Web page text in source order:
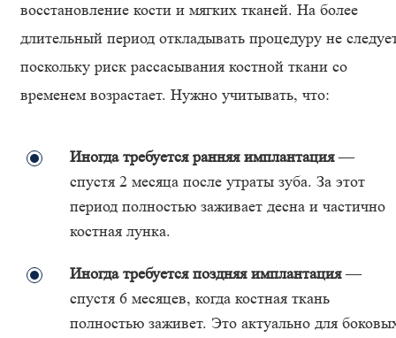
восстановление кости и мягких тканей. На более
длительный период откладывать процедуру не
поскольку риск рассасывания костной ткани со
временем возрастает. Нужно учитывать, что:
Иногда требуется ранняя имплантация—
спустя 2 месяца после утраты зуба. За этот
период полностью заживает десна и частично
костная лунка.
Иногда требуется поздняя имплантация—
спустя 6 месяцев, когда костная ткань
полностью заживет. Это актуально для